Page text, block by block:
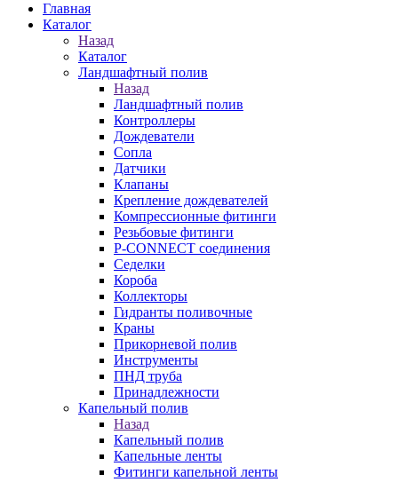
Главная
Каталог
Назад
Каталог
Ландшафтный полив
Назад
Ландшафтный полив
Контроллеры
Дождеватели
Сопла
Датчики
Клапаны
Крепление дождевателей
Компрессионные фитинги
Резьбовые фитинги
P-CONNECT соединения
Седелки
Короба
Коллекторы
Гидранты поливочные
Краны
Прикорневой полив
Инструменты
ПНД труба
Принадлежности
Капельный полив
Назад
Капельный полив
Капельные ленты
Фитинги капельной ленты